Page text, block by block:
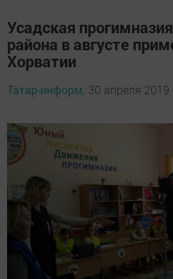
Усадская
района в августе
Хорватии
Татар-информ, 30 апреля 2019